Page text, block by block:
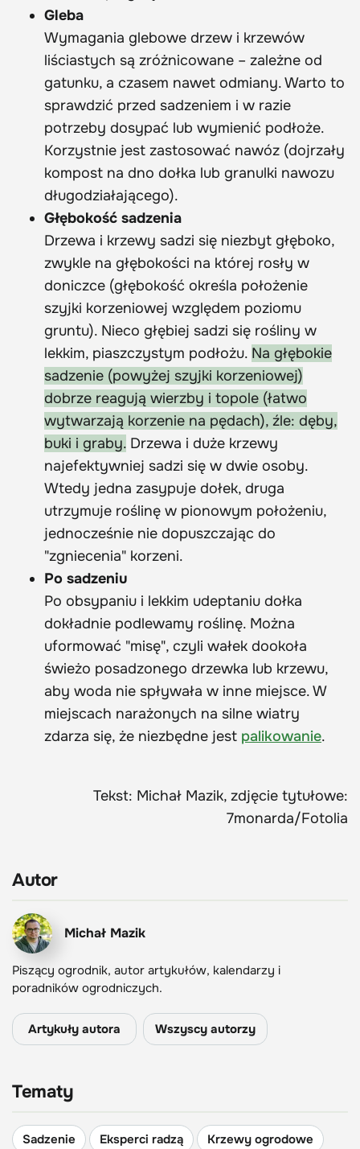
Gleba
Wymagania glebowe drzew i krzewów
liściastych są zróżnicowane – zależne od
gatunku, a czasem nawet odmiany. Warto to
sprawdzić przed sadzeniem i w razie
potrzeby dosypać lub wymienić podłoże.
Korzystnie jest zastosować nawóz (dojrzały
kompost na dno dołka lub granulki nawozu
długodziałającego).
Głębokość sadzenia
Drzewa i krzewy sadzi się niezbyt głęboko,
zwykle na głębokości na której rosły w
doniczce (głębokość określa położenie
szyjki korzeniowej względem poziomu
gruntu). Nieco głębiej sadzi się rośliny w
lekkim, piaszczystym podłożu. Na głębokie
sadzenie (powyżej szyjki korzeniowej)
dobrze reagują wierzby i topole (łatwo
wytwarzają korzenie na pędach), źle: dęby,
buki i graby. Drzewa i duże krzewy
najefektywniej sadzi się w dwie osoby.
Wtedy jedna zasypuje dołek, druga
utrzymuje roślinę w pionowym położeniu,
jednocześnie nie dopuszczając do
"zgniecenia" korzeni.
Po sadzeniu
Po obsypaniu i lekkim udeptaniu dołka
dokładnie podlewamy roślinę. Można
uformować "misę", czyli wałek dookoła
świeżo posadzonego drzewka lub krzewu,
aby woda nie spływała w inne miejsce. W
miejscach narażonych na silne wiatry
zdarza się, że niezbędne jest palikowanie.
Tekst: Michał Mazik, zdjęcie tytułowe:
7monarda/Fotolia
Autor
Michał Mazik
Piszący ogrodnik, autor artykułów, kalendarzy i
poradników ogrodniczych.
Artykuły autora Wszyscy autorzy
Tematy
Sadzenie Eksperci radzą
Krzewy ogrodowe